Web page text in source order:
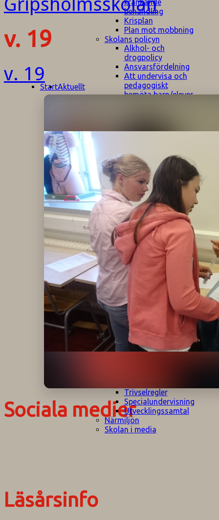
StartAktuellt
kränkande
behandling
Krisplan
Plan mot mobbning
Skolans policyn
Alkhol- och
drogpolicy
Ansvarsfördelning
Att undervisa och
pedagogiskt
bemöta barn/elever
Datorprogram
Elevvården
Engelska för
hemflyttare
Utrymningsplan
Hjorthagen
IT-policy
Klagomålspolicy
Klassföräldramöte
Klassutflykter
Konsekvenstrappa
Kyrkobesök
Lektionsanalys
Läromedelspolicy
Läxor på
Gripsholmsskolan
Nationella prov,
rutiner
NPF-certifirering 1
NPF certifiering 2
Ordningsregler åk
Trivselregler
Specialundervisning
Utvecklingssamtal
Närmiljön
Skolan i media
v. 19
v. 19
Sociala medier
Läsårsinfo